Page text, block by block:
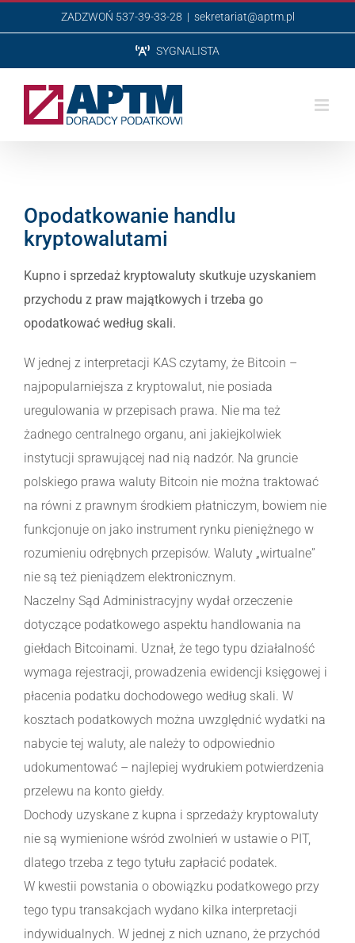
do
ZADZWOŃ 537-39-33-28 | sekretariat@aptm.pl
SYGNALISTA
Opodatkowanie handlu
kryptowalutami
Kupno i sprzedaż kryptowaluty skutkuje uzyskaniem
przychodu z praw majątkowych i trzeba go
opodatkować według skali.
W jednej z interpretacji KAS czytamy, że Bitcoin –
najpopularniejsza z kryptowalut, nie posiada
uregulowania w przepisach prawa. Nie ma też
żadnego centralnego organu, ani jakiejkolwiek
instytucji sprawującej nad nią nadzór. Na gruncie
polskiego prawa waluty Bitcoin nie można traktować
na równi z prawnym środkiem płatniczym, bowiem nie
funkcjonuje on jako instrument rynku pieniężnego w
rozumieniu odrębnych przepisów. Waluty „wirtualne”
nie są też pieniądzem elektronicznym.
Naczelny Sąd Administracyjny wydał orzeczenie
dotyczące podatkowego aspektu handlowania na
giełdach Bitcoinami. Uznał, że tego typu działalność
wymaga rejestracji, prowadzenia ewidencji księgowej i
płacenia podatku dochodowego według skali. W
kosztach podatkowych można uwzględnić wydatki na
nabycie tej waluty, ale należy to odpowiednio
udokumentować – najlepiej wydrukiem potwierdzenia
przelewu na konto giełdy.
Dochody uzyskane z kupna i sprzedaży kryptowaluty
nie są wymienione wśród zwolnień w ustawie o PIT,
dlatego trzeba z tego tytułu zapłacić podatek.
W kwestii powstania o obowiązku podatkowego przy
tego typu transakcjach wydano kilka interpretacji
indywidualnych. W jednej z nich uznano, że przychód